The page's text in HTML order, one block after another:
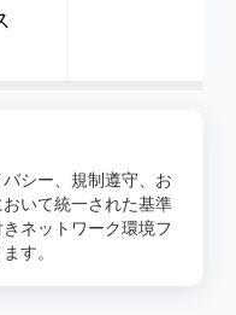
シー、規制遵守、お
いて統一された基準
ネットワーク環境フ
す。